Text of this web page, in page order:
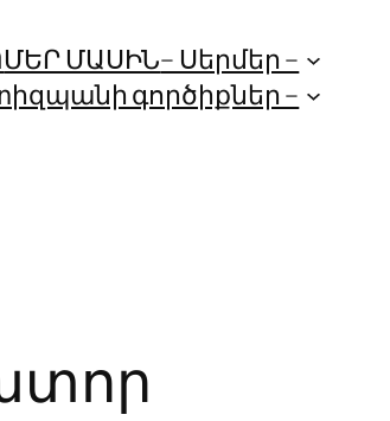
ՄԵՐ ՄԱՍԻՆ– Սերմեր –
գործիքներ –